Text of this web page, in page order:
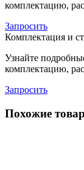
комплектацию,
Запросить
Комплектация и
Узнайте
комплектацию,
Запросить
Похожие